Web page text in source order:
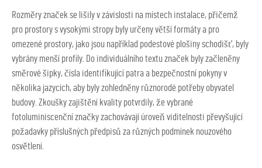
Rozměry značek se lišily v závislosti na místech instalace, přičemž
pro prostory s vysokými stropy byly určeny větší formáty a pro
omezené prostory, jako jsou například podestové plošiny schodišť, byly
vybrány menší profily. Do individuálního textu značek byly začleněny
směrové šipky, čísla identifikující patra a bezpečnostní pokyny v
několika jazycích, aby byly zohledněny různorodé potřeby obyvatel
budovy. Zkoušky zajištění kvality potvrdily, že vybrané
fotoluminiscenční značky zachovávají úroveň viditelnosti převyšující
požadavky příslušných předpisů za různých podmínek nouzového
osvětlení.